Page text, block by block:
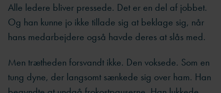
Alle ledere bliver pressede. Det er en del af jobbet.
Og han kunne jo ikke tillade sig at beklage sig, når
hans medarbejdere også havde deres at slås med.
Men trætheden forsvandt ikke. Den voksede. Som en
tung dyne, der langsomt sænkede sig over ham. Han